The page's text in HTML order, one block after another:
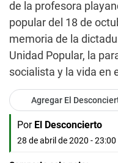
de la profesora
popular del 18 de
memoria de la
Unidad Popular, la
socialista y la vida en
Agregar El
Por El Desconcierto
28 de abril de 2020 - 23:00